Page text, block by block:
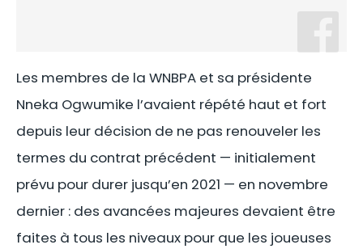
Les membres de la WNBPA et sa présidente
Nneka Ogwumike l’avaient répété haut et fort
depuis leur décision de ne pas renouveler les
termes du contrat précédent — initialement
prévu pour durer jusqu’en 2021 — en novembre
dernier : des avancées majeures devaient être
faites à tous les niveaux pour que les joueuses